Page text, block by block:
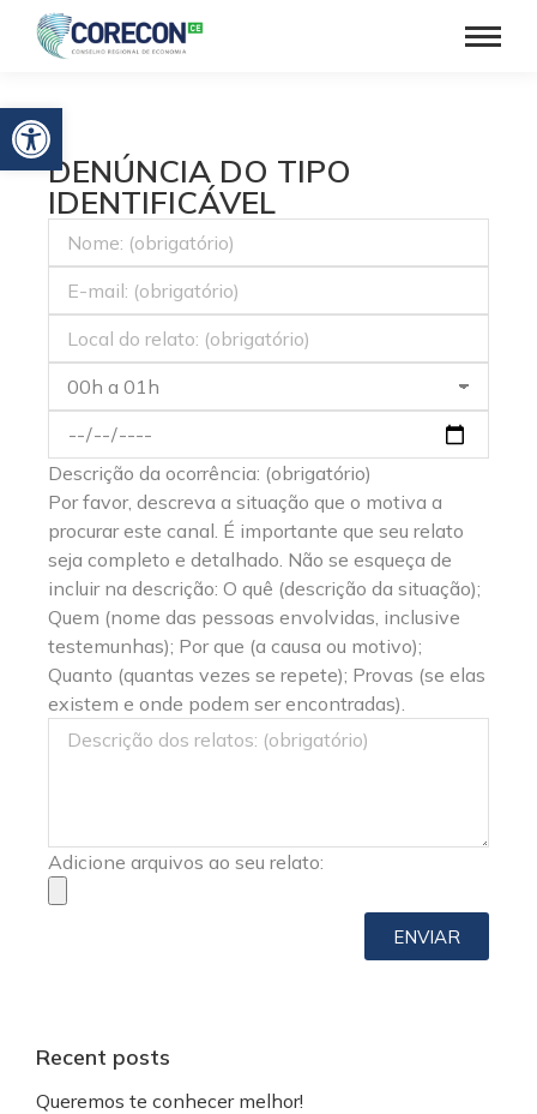
Barra de Ferramentas Aberta
DENÚNCIA DO TIPO
IDENTIFICÁVEL
Descrição da ocorrência: (obrigatório)
Por favor, descreva a situação que o motiva a
procurar este canal. É importante que seu relato
seja completo e detalhado. Não se esqueça de
incluir na descrição: O quê (descrição da situação);
Quem (nome das pessoas envolvidas, inclusive
testemunhas); Por que (a causa ou motivo);
Quanto (quantas vezes se repete); Provas (se elas
existem e onde podem ser encontradas).
Adicione arquivos ao seu relato:
ENVIAR
Recent posts
Queremos te conhecer melhor!